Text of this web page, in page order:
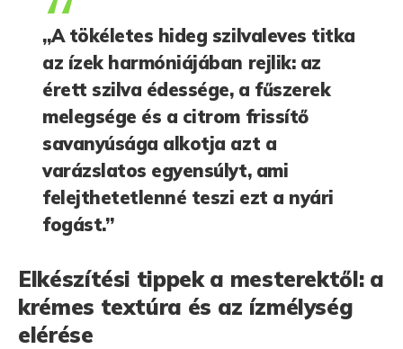
„A tökéletes hideg szilvaleves titka
az ízek harmóniájában rejlik: az
érett szilva édessége, a fűszerek
melegsége és a citrom frissítő
savanyúsága alkotja azt a
varázslatos egyensúlyt, ami
felejthetetlenné teszi ezt a nyári
fogást.”
Elkészítési tippek a mesterektől: a
krémes textúra és az ízmélység
elérése